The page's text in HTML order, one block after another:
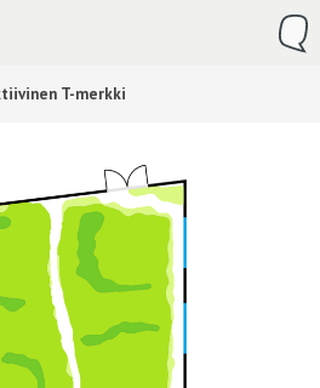
T-merkki